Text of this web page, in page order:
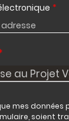
*
mes données
soient